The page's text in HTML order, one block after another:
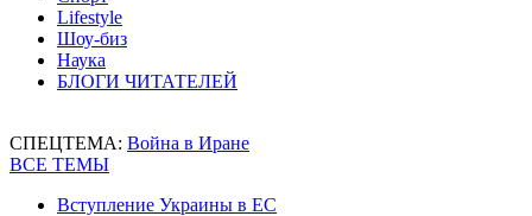
Lifestyle
Шоу-биз
Наука
БЛОГИ ЧИТАТЕЛЕЙ
СПЕЦТЕМА: Война в Иране
ВСЕ ТЕМЫ
Вступление Украины в ЕС